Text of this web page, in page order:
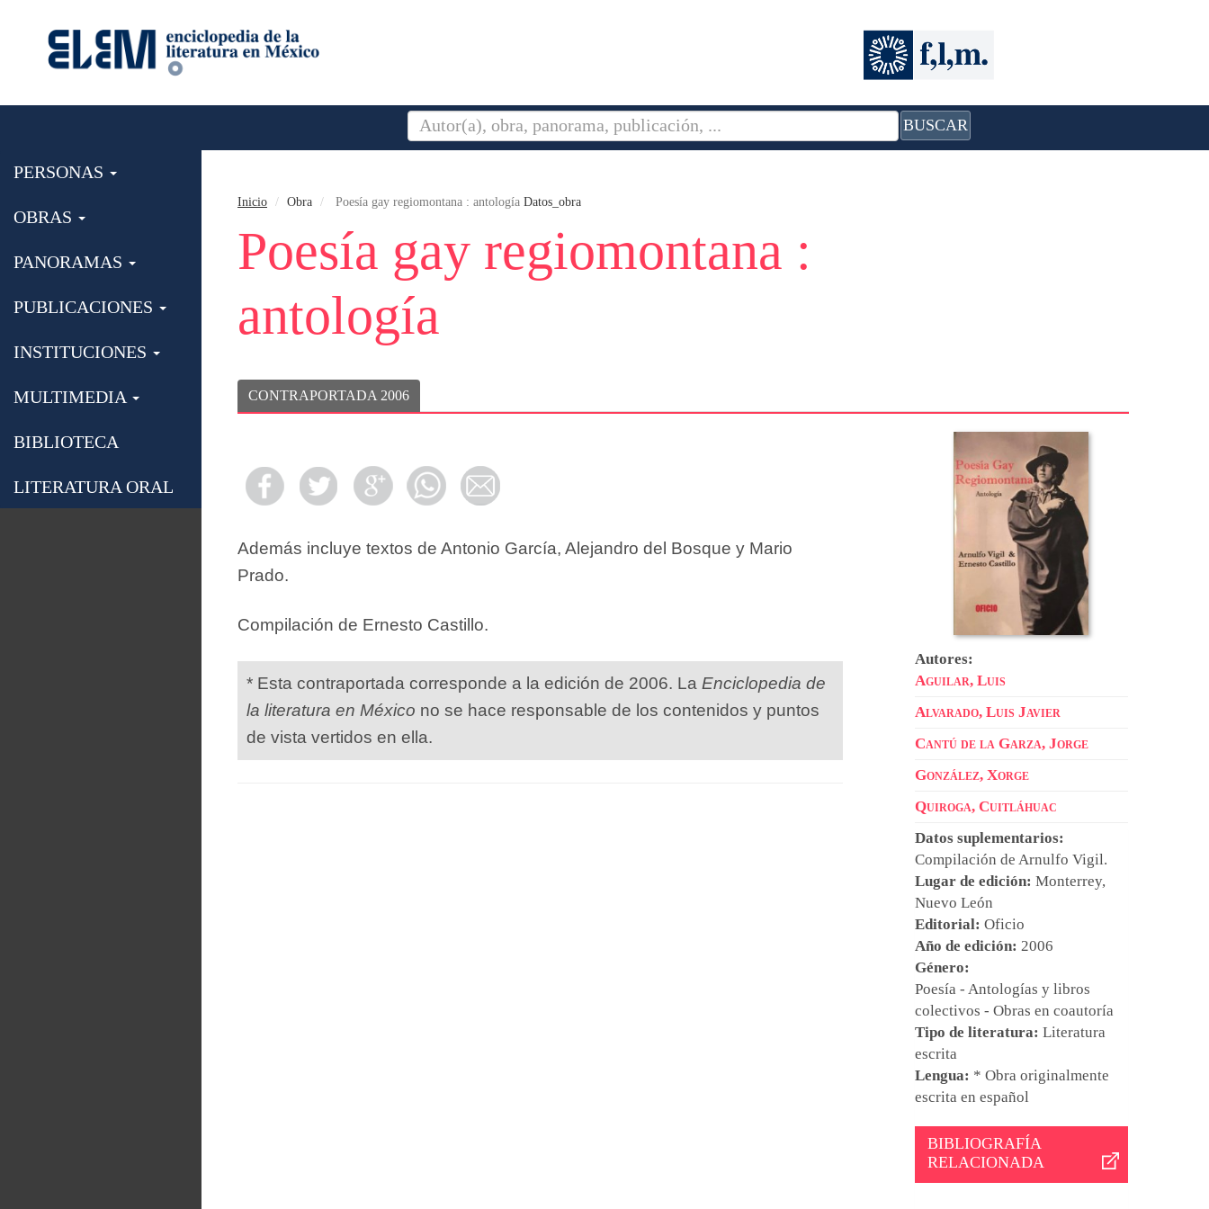
BUSCAR
PERSONAS
OBRAS
PANORAMAS
PUBLICACIONES
INSTITUCIONES
MULTIMEDIA
BIBLIOTECA
LITERATURA ORAL
Inicio Obra Poesía gay regiomontana : antología Datos_obra
Poesía gay regiomontana :
antología
CONTRAPORTADA 2006
Autores:
Aguilar, Luis
Alvarado, Luis Javier
Cantú de la Garza, Jorge
González, Xorge
Quiroga, Cuitláhuac
Datos suplementarios:
Compilación de Arnulfo Vigil.
Lugar de edición: Monterrey,
Nuevo León
Editorial: Oficio
Año de edición: 2006
Género:
Poesía - Antologías y libros
colectivos - Obras en coautoría
Tipo de literatura: Literatura
escrita
Lengua: * Obra originalmente
escrita en español
BIBLIOGRAFÍA
RELACIONADA
Además incluye textos de Antonio García, Alejandro del Bosque y Mario
Prado.
Compilación de Ernesto Castillo.
* Esta contraportada corresponde a la edición de 2006. La Enciclopedia de
la literatura en México no se hace responsable de los contenidos y puntos
de vista vertidos en ella.